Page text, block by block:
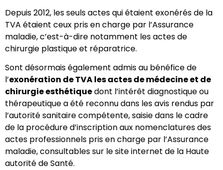
Depuis 2012, les seuls actes qui étaient exonérés de la
TVA étaient ceux pris en charge par l’Assurance
maladie, c’est-à-dire notamment les actes de
chirurgie plastique et réparatrice.
Sont désormais également admis au bénéfice de
l’exonération de TVA les actes de médecine et de
chirurgie esthétiquedont l’intérêt diagnostique ou
thérapeutique a été reconnu dans les avis rendus par
l’autorité sanitaire compétente, saisie dans le cadre
de la procédure d’inscription aux nomenclatures des
actes professionnels pris en charge par l’Assurance
maladie, consultables sur le site internet de la Haute
autorité de Santé.